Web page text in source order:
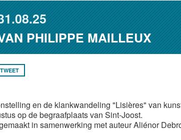
PHILIPPE MAILLEUX
TWEET
en de klankwandeling "Lisières" van
op de begraafplaats van Sint-Joost.
in samenwerking met auteur Aliénor